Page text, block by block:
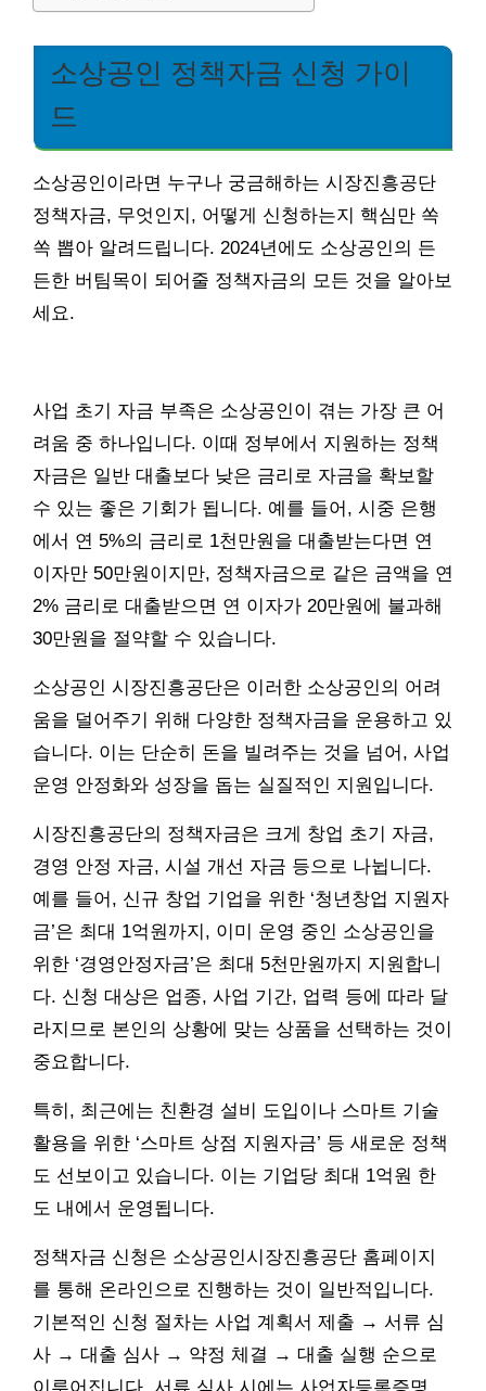
소상공인 정책자금 신청 가이
드
소상공인이라면 누구나 궁금해하는 시장진흥공단
정책자금, 무엇인지, 어떻게 신청하는지 핵심만 쏙
쏙 뽑아 알려드립니다. 2024년에도 소상공인의 든
든한 버팀목이 되어줄 정책자금의 모든 것을 알아보
세요.
사업 초기 자금 부족은 소상공인이 겪는 가장 큰 어
려움 중 하나입니다. 이때 정부에서 지원하는 정책
자금은 일반 대출보다 낮은 금리로 자금을 확보할
수 있는 좋은 기회가 됩니다. 예를 들어, 시중 은행
에서 연 5%의 금리로 1천만원을 대출받는다면 연
이자만 50만원이지만, 정책자금으로 같은 금액을 연
2% 금리로 대출받으면 연 이자가 20만원에 불과해
30만원을 절약할 수 있습니다.
소상공인 시장진흥공단은 이러한 소상공인의 어려
움을 덜어주기 위해 다양한 정책자금을 운용하고 있
습니다. 이는 단순히 돈을 빌려주는 것을 넘어, 사업
운영 안정화와 성장을 돕는 실질적인 지원입니다.
시장진흥공단의 정책자금은 크게 창업 초기 자금,
경영 안정 자금, 시설 개선 자금 등으로 나뉩니다.
예를 들어, 신규 창업 기업을 위한 ‘청년창업 지원자
금’은 최대 1억원까지, 이미 운영 중인 소상공인을
위한 ‘경영안정자금’은 최대 5천만원까지 지원합니
다. 신청 대상은 업종, 사업 기간, 업력 등에 따라 달
라지므로 본인의 상황에 맞는 상품을 선택하는 것이
중요합니다.
특히, 최근에는 친환경 설비 도입이나 스마트 기술
활용을 위한 ‘스마트 상점 지원자금’ 등 새로운 정책
도 선보이고 있습니다. 이는 기업당 최대 1억원 한
도 내에서 운영됩니다.
정책자금 신청은 소상공인시장진흥공단 홈페이지
를 통해 온라인으로 진행하는 것이 일반적입니다.
기본적인 신청 절차는 사업 계획서 제출 → 서류 심
사 → 대출 심사 → 약정 체결 → 대출 실행 순으로